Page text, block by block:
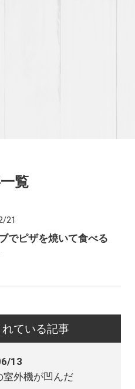
覧
21
でピザを焼いて食べる
ている記事
13
室外機が凹んだ